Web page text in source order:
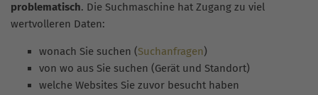
problematisch. Die Suchmaschine hat Zugang zu viel
wertvolleren Daten:
wonach Sie suchen (Suchanfragen)
von wo aus Sie suchen (Gerät und Standort)
welche Websites Sie zuvor besucht haben